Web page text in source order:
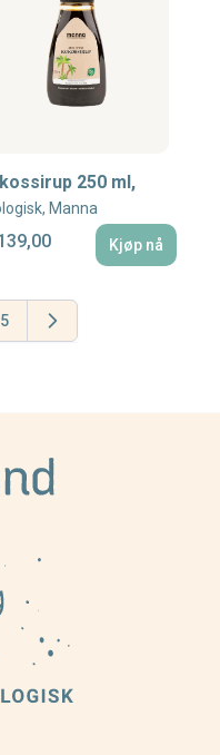
250 ml,
Manna
Kjøp nå
Page
5